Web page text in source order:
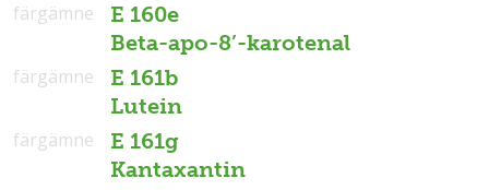
E 160e
Beta-apo-8’-karotenal
färgämne
E 161b
Lutein
färgämne
E 161g
Kantaxantin
färgämne